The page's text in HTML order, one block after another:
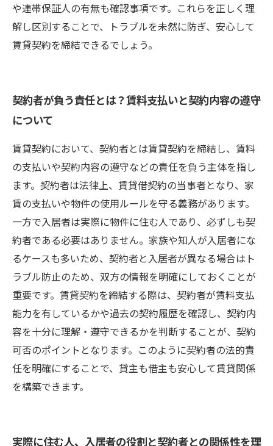
や連帯保証人の有無も確認事項です。これらを正しく理
解し区別することで、トラブルを未然に防ぎ、安心して
賃貸契約を締結できるでしょう。
契約者が負う責任とは？賃料支払いと契約内容の遵守
について
賃貸契約において、契約者とは賃貸契約を締結し、賃料
の支払いや契約内容の遵守などの責任を負う主体を指し
ます。契約者は法律上、賃貸借契約の当事者となり、家
賃の支払いや物件の使用ルールを守る義務があります。
一方で入居者は実際に物件に住む人であり、必ずしも契
約者である必要はありません。家族や知人が入居者にな
るケースも多いため、契約者と入居者が異なる場合はト
ラブル防止のため、双方の情報を明確にしておくことが
重要です。賃貸契約を締結する際は、契約者が賃料支払
能力を有しているかや過去の契約履歴を確認し、契約内
容を十分に理解・遵守できるかを判断することが、契約
可否のポイントとなります。このように契約者の法的責
任を明確にすることで、貸主も借主も安心して賃貸関係
を構築できます。
実際に住む人、入居者の役割と契約者との関係性を理